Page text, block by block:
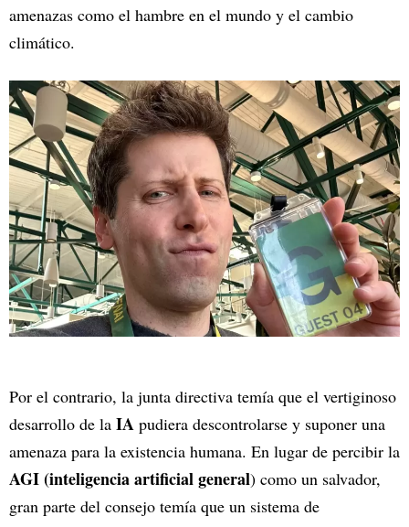
amenazas como el hambre en el mundo y el cambio
climático.
Por el contrario, la junta directiva temía que el vertiginoso
desarrollo de la IA pudiera descontrolarse y suponer una
amenaza para la existencia humana. En lugar de percibir la
AGI(inteligencia artificial general) como un salvador,
gran parte del consejo temía que un sistema de